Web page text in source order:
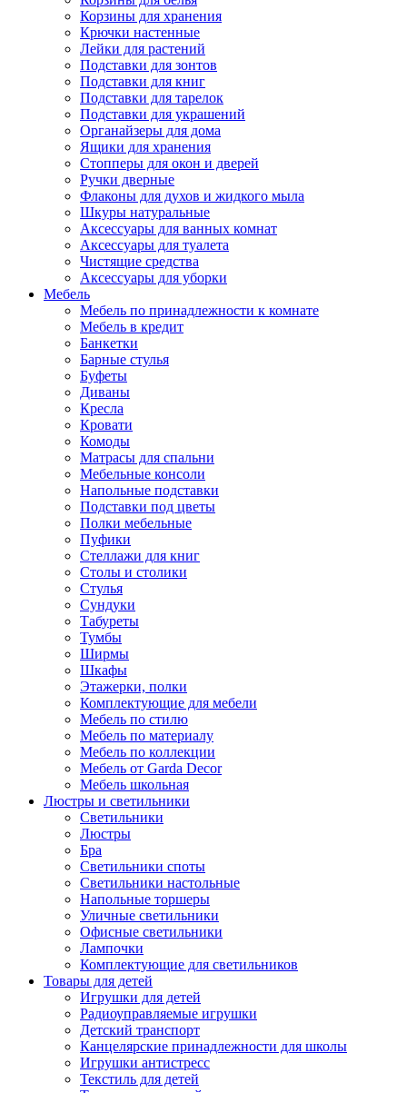
Корзины для хранения
Крючки настенные
Лейки для растений
Подставки для зонтов
Подставки для книг
Подставки для тарелок
Подставки для украшений
Органайзеры для дома
Ящики для хранения
Стопперы для окон и дверей
Ручки дверные
Флаконы для духов и жидкого мыла
Шкуры натуральные
Аксессуары для ванных комнат
Аксессуары для туалета
Чистящие средства
Аксессуары для уборки
Мебель
Мебель по принадлежности к комнате
Мебель в кредит
Банкетки
Барные стулья
Буфеты
Диваны
Кресла
Кровати
Комоды
Матрасы для спальни
Мебельные консоли
Напольные подставки
Подставки под цветы
Полки мебельные
Пуфики
Стеллажи для книг
Столы и столики
Стулья
Сундуки
Табуреты
Тумбы
Ширмы
Шкафы
Этажерки, полки
Комплектующие для мебели
Мебель по стилю
Мебель по материалу
Мебель по коллекции
Мебель от Garda Decor
Мебель школьная
Люстры и светильники
Светильники
Люстры
Бра
Светильники споты
Светильники настольные
Напольные торшеры
Уличные светильники
Офисные светильники
Лампочки
Комплектующие для светильников
Товары для детей
Игрушки для детей
Радиоуправляемые игрушки
Детский транспорт
Канцелярские принадлежности для школы
Игрушки антистресс
Текстиль для детей